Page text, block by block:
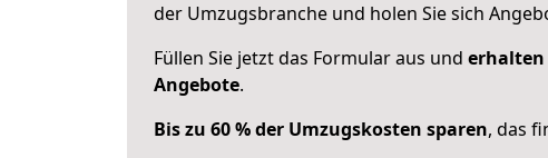
der Umzugsbranche und holen Sie sich
Füllen Sie jetzt das Formular aus und erhalten
Angebote.
Bis zu 60 % der Umzugskosten sparen, das